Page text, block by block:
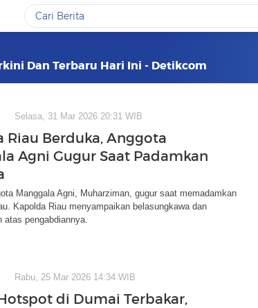
Dan Terbaru Hari Ini - Detikcom
Selasa, 31 Mar 2026 20:31 WIB
Riau Berduka, Anggota
Agni Gugur Saat Padamkan
Manggala Agni, Muharziman, gugur saat memadamkan
Kapolda Riau menyampaikan belasungkawa dan
atas pengabdiannya.
Rabu, 25 Mar 2026 14:34 WIB
di Dumai Terbakar,